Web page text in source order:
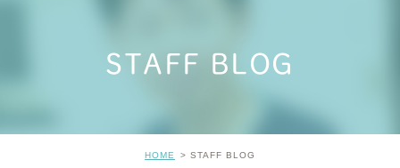
STAFF BLOG
HOME STAFF BLOG